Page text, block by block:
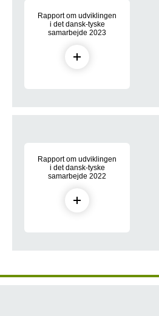
Rapport om udviklingen
i det dansk-tyske
samarbejde 2023
Rapport om udviklingen
i det dansk-tyske
samarbejde 2022